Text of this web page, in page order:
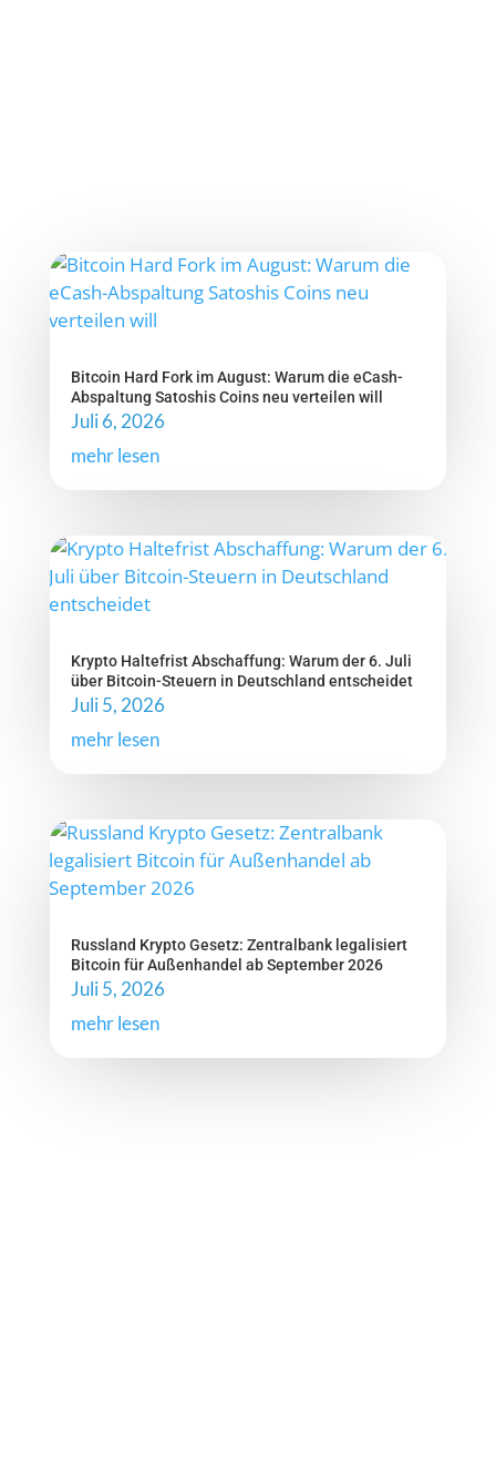
Bitcoin Hard Fork im August: Warum die eCash-
Abspaltung Satoshis Coins neu verteilen will
Juli 6, 2026
mehr lesen
Krypto Haltefrist Abschaffung: Warum der 6. Juli
über Bitcoin-Steuern in Deutschland entscheidet
Juli 5, 2026
mehr lesen
Russland Krypto Gesetz: Zentralbank legalisiert
Bitcoin für Außenhandel ab September 2026
Juli 5, 2026
mehr lesen